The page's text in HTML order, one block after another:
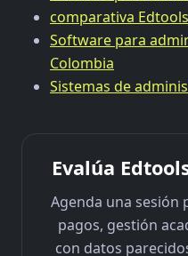
comparativa
Software para
Colombia
Sistemas de
Evalúa
Agenda una sesión
pagos, gestión
con datos